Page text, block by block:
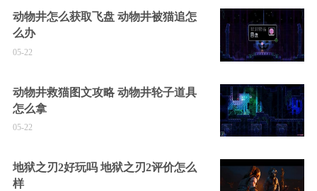
动物井怎么获取飞盘 动物井被猫追怎
么办
05-22
动物井救猫图文攻略 动物井轮子道具
怎么拿
05-22
地狱之刃2好玩吗 地狱之刃2评价怎么
样